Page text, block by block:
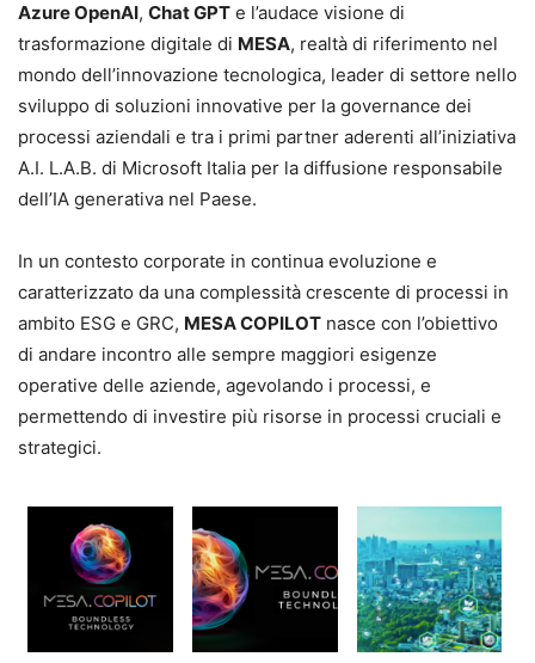
Azure OpenAI, Chat GPT e l’audace visione di
trasformazione digitale di MESA, realtà di riferimento nel
mondo dell’innovazione tecnologica, leader di settore nello
sviluppo di soluzioni innovative per la governance dei
processi aziendali e tra i primi partner aderenti all’iniziativa
A.I. L.A.B. di Microsoft Italia per la diffusione responsabile
dell’IA generativa nel Paese.
In un contesto corporate in continua evoluzione e
caratterizzato da una complessità crescente di processi in
ambito ESG e GRC, MESA COPILOT nasce con l’obiettivo
di andare incontro alle sempre maggiori esigenze
operative delle aziende, agevolando i processi, e
permettendo di investire più risorse in processi cruciali e
strategici.